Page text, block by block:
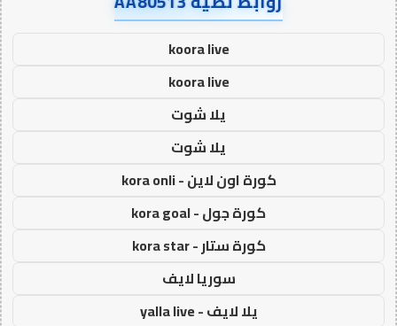
koora live
koora live
يلا شوت
يلا شوت
كورة اون لاين - kora onli
كورة جول - kora goal
كورة ستار - kora star
سوريا لايف
يلا لايف - yalla live